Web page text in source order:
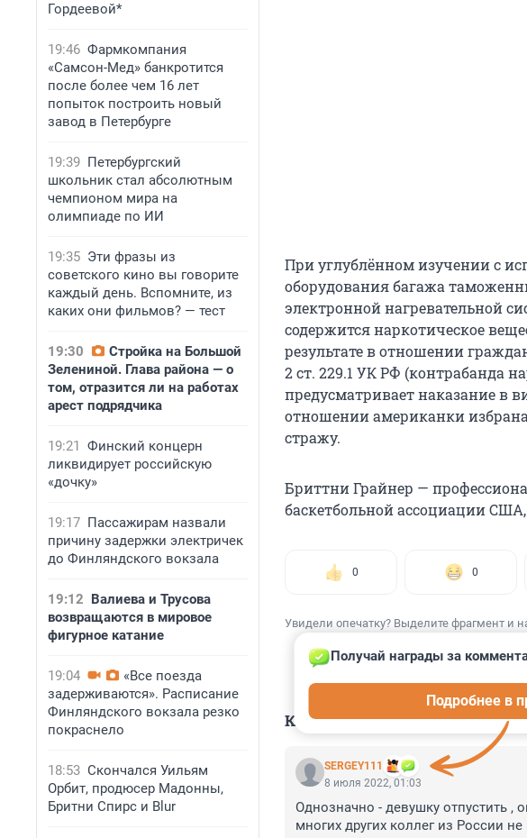
Гордеевой*
19:46 Фармкомпания
«Самсон-Мед» банкротится
после более чем 16 лет
попыток построить новый
завод в Петербурге
19:39 Петербургский
школьник стал абсолютным
чемпионом мира на
олимпиаде по ИИ
19:35 Эти фразы из
советского кино вы говорите
каждый день. Вспомните, из
каких они фильмов? — тест
19:30
Стройка на Большой
Зелениной. Глава района — о
том, отразится ли на работах
арест подрядчика
19:21 Финский концерн
ликвидирует российскую
«дочку»
19:17 Пассажирам назвали
причину задержки электричек
до Финляндского вокзала
19:12 Валиева и Трусова
возвращаются в мировое
фигурное катание
19:04
«Все поезда
задерживаются». Расписание
Финляндского вокзала резко
покраснело
18:53 Скончался Уильям
Орбит, продюсер Мадонны,
Бритни Спирс и Blur
При углублённом изучении с
оборудования багажа
электронной нагревательной
содержится наркотическое
результате в отношении
2 ст. 229.1 УК РФ (контрабанда
предусматривает наказание в
отношении американки
стражу.
Бриттни Грайнер —
баскетбольной ассоциации
0 0
Увидели опечатку? Выделите фрагмент и
КОММЕНТАРИИ 29
SERGEY111
Получай награды за
Подробнее в
8 июля 2022, 01:03
Однозначно - девушку отпустить ,
многих других коллег из России